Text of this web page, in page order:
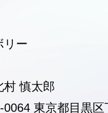
リー
村 慎太郎
0064 東京都目黒